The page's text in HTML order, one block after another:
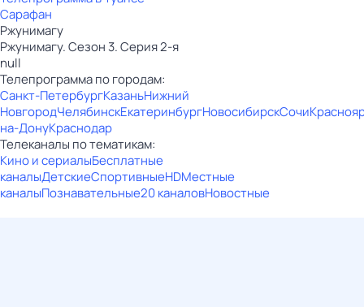
Сарафан
Ржунимагу
Ржунимагу. Сезон 3. Серия 2-я
null
Телепрограмма по городам:
Санкт-ПетербургКазаньНижний
НовгородЧелябинскЕкатеринбургНовосибирскСочи
на-ДонуКраснодар
Телеканалы по тематикам:
Кино и сериалыБесплатные
каналыДетскиеСпортивныеHDМестные
каналыПознавательные20 каналовНовостные